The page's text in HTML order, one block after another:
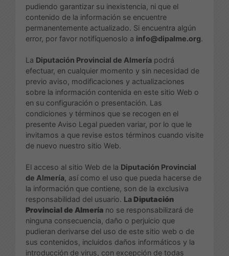
pudiendo garantizar su inexistencia, ni que el
contenido de la información se encuentre
permanentemente actualizado. Si encuentra algún
error, por favor notifíquenoslo a info@dipalme.org.
La Diputación Provincial de Almería podrá
efectuar, en cualquier momento y sin necesidad de
previo aviso, modificaciones y actualizaciones
sobre la información contenida en este sitio Web o
en su configuración o presentación. Las
condiciones y términos que se recogen en el
presente Aviso Legal pueden variar, por lo que le
invitamos a que revise estos términos cuando visite
de nuevo nuestro sitio Web.
El acceso al sitio Web de la Diputación Provincial
de Almería, así como el uso que pueda hacerse de
la información que contiene, son de la exclusiva
responsabilidad del usuario. La Diputación
Provincial de Almería no se responsabilizará de
ninguna consecuencia, daño o perjuicio que
pudieran derivarse del uso de este sitio web o de
sus contenidos, incluidos daños informáticos y la
introducción de virus, con excepción de todas